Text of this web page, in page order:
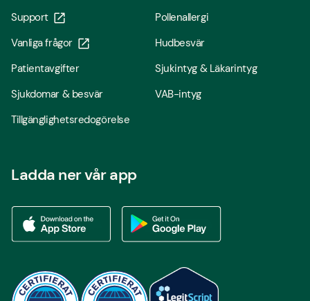
Support
Vanliga frågor
Patientavgifter
Sjukdomar & besvär
Tillgänglighetsredogörelse
Pollenallergi
Hudbesvär
Sjukintyg & Läkarintyg
VAB-intyg
Ladda ner vår app